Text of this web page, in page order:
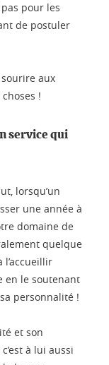
pour les
de postuler
aux
!
service qui
lorsqu’un
une année à
domaine de
quelque
en le soutenant
personnalité !
et son
à lui aussi